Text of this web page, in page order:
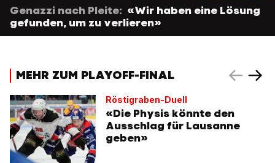
Genazzi nach Pleite: «Wir haben eine Lösung
gefunden, um zu verlieren»
MEHR ZUM PLAYOFF-FINAL
Röstigraben-Duell
«Die Physis könnte den
Ausschlag für Lausanne
geben»